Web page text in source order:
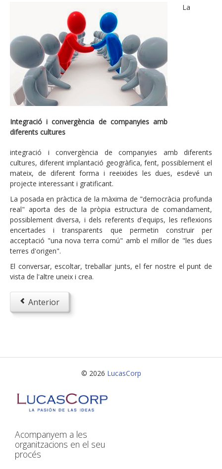
Consultoria estratègica en tecnologies de la
informació
Enginyeria i transformació dels seus processos
tecnològics de negoci
Pla estratègic, estratègia i alineament TI
Projectes d'eficiència TI
Compliment regulatori en matèria de protecció de
dades
Gestió de la seguretat de la informació
Tecnologia
Arquitectura TI empresarial
Gestió IT
Seguretat i riscos
Serveis
Desenvolupament d'aplicacions
Projectes d'assessorament
Gestió de la continuïtat del negoci
Conceptes
Integració i convergència de companyies amb
diferents cultures
La
integració i convergència de companyies amb diferents
cultures, diferent implantació geogràfica, fent, possiblement el
mateix, de diferent forma i reeixides les dues, esdevé un
projecte interessant i gratificant.
La posada en pràctica de la màxima de "democràcia profunda
real" aporta des de la pròpia estructura de comandament,
possiblement diversa, i dels referents d'equips, les reflexions
encertades i transparents que permetin construir per
acceptació "una nova terra comú" amb el millor de "les dues
terres d'origen".
El conversar, escoltar, treballar junts, el fer nostre el punt de
vista de l'altre uneix i crea.
Anterior
© 2026 LucasCorp
Acompanyem a les
organitzacions en el seu
procés